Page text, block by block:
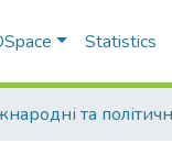
Statistics